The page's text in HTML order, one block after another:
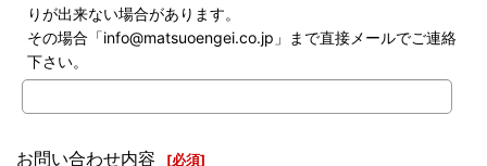
りが出来ない場合があります。
その場合「info@matsuoengei.co.jp」まで直接メールでご連絡
下さい。
お問い合わせ内容 [必須]